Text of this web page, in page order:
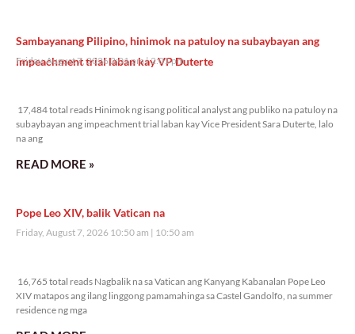
Sambayanang Pilipino, hinimok na patuloy na subaybayan ang
impeachment trial laban kay VP Duterte
Friday, August 7, 2026 2:01 pm 2:01 pm
17,484 total reads Hinimok ng isang political analyst ang publiko na patuloy na
subaybayan ang impeachment trial laban kay Vice President Sara Duterte, lalo
na ang
READ MORE »
Pope Leo XIV, balik Vatican na
Friday, August 7, 2026 10:50 am 10:50 am
16,765 total reads Nagbalik na sa Vatican ang Kanyang Kabanalan Pope Leo
XIV matapos ang ilang linggong pamamahinga sa Castel Gandolfo, na summer
residence ng mga